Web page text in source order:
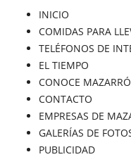
INICIO
COMIDAS PARA
TELÉFONOS DE
EL TIEMPO
CONOCE
CONTACTO
EMPRESAS DE
GALERÍAS DE
PUBLICIDAD